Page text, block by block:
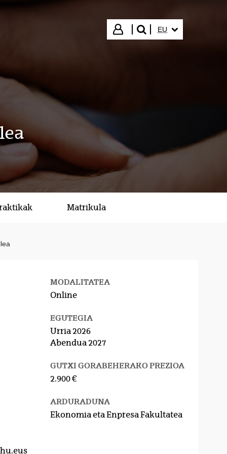
Hasi saioa
bilatu"
EU
Matrikula
MODALITATEA
Online
EGUTEGIA
Urria 2026
Abendua 2027
GUTXI GORABEHERAKO PREZIOA
2.900 €
ARDURADUNA
Ekonomia eta Enpresa Fakultatea